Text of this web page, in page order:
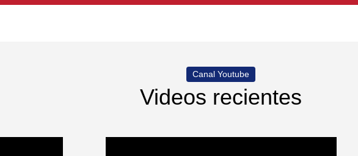
Canal Youtube
Videos recientes